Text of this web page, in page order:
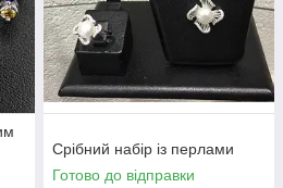
Срібний набір із перлами
Готово до відправки